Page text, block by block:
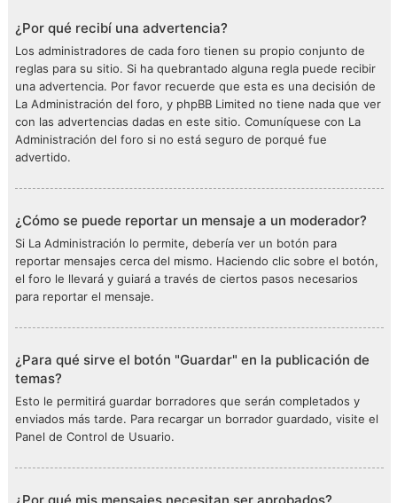
¿Por qué recibí una advertencia?
Los administradores de cada foro tienen su propio conjunto de
reglas para su sitio. Si ha quebrantado alguna regla puede recibir
una advertencia. Por favor recuerde que esta es una decisión de
La Administración del foro, y phpBB Limited no tiene nada que ver
con las advertencias dadas en este sitio. Comuníquese con La
Administración del foro si no está seguro de porqué fue
advertido.
¿Cómo se puede reportar un mensaje a un moderador?
Si La Administración lo permite, debería ver un botón para
reportar mensajes cerca del mismo. Haciendo clic sobre el botón,
el foro le llevará y guiará a través de ciertos pasos necesarios
para reportar el mensaje.
¿Para qué sirve el botón "Guardar" en la publicación de
temas?
Esto le permitirá guardar borradores que serán completados y
enviados más tarde. Para recargar un borrador guardado, visite el
Panel de Control de Usuario.